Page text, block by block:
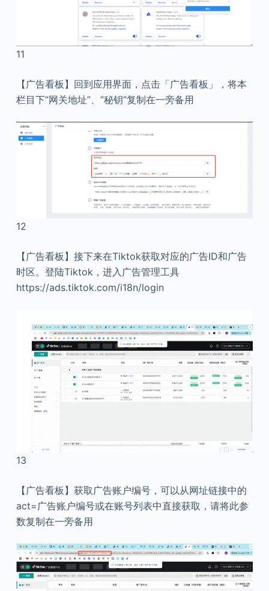
11
【广告看板】回到应用界面，点击「广告看板」，将本
栏目下”网关地址”、”秘钥”复制在一旁备用
12
【广告看板】接下来在Tiktok获取对应的广告ID和广告
时区。登陆Tiktok，进入广告管理工具
https://ads.tiktok.com/i18n/login
13
【广告看板】获取广告账户编号，可以从网址链接中的
act=广告账户编号或在账号列表中直接获取，请将此参
数复制在一旁备用